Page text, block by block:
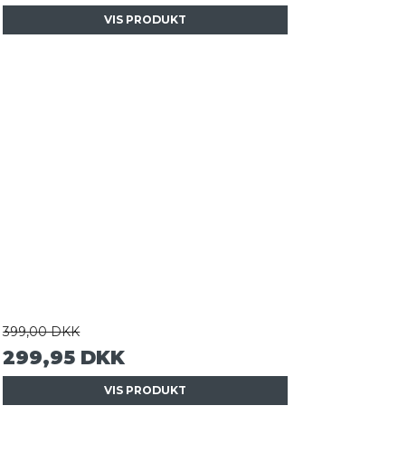
VIS PRODUKT
399,00 DKK
299,95 DKK
VIS PRODUKT